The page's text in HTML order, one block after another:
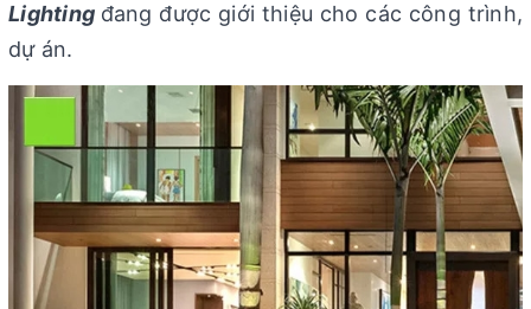
Lighting đang được giới thiệu cho các công trình,
dự án.